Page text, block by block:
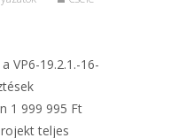
VP6-19.2.1.-16-
1 999 995 Ft
teljes